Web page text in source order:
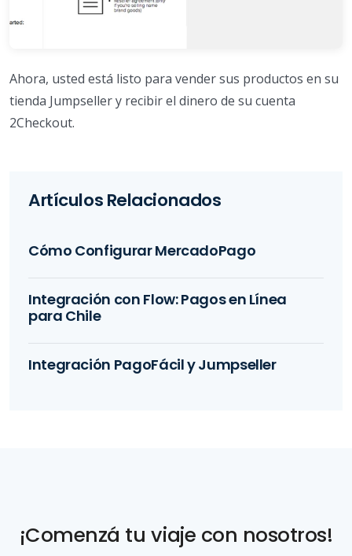
Ahora, usted está listo para vender sus productos en su
tienda Jumpseller y recibir el dinero de su cuenta
2Checkout.
Artículos Relacionados
Cómo Configurar MercadoPago
Integración con Flow: Pagos en Línea
para Chile
Integración PagoFácil y Jumpseller
¡Comenzá tu viaje con nosotros!